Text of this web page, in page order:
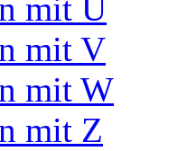
mit U
mit V
mit W
mit Z